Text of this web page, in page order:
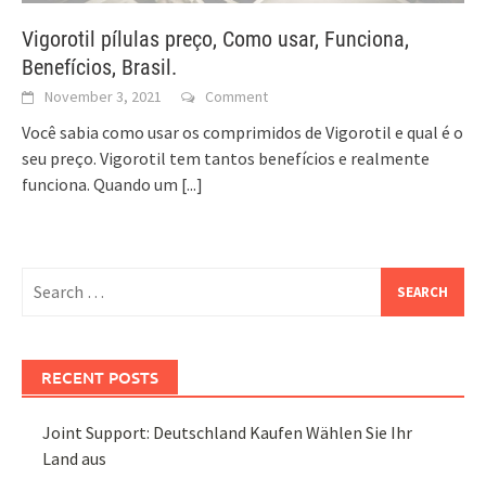
Vigorotil pílulas preço, Como usar, Funciona,
Benefícios, Brasil.
November 3, 2021 Comment
Você sabia como usar os comprimidos de Vigorotil e qual é o
seu preço. Vigorotil tem tantos benefícios e realmente
funciona. Quando um [...]
for:
RECENT POSTS
Joint Support: Deutschland Kaufen Wählen Sie Ihr
Land aus